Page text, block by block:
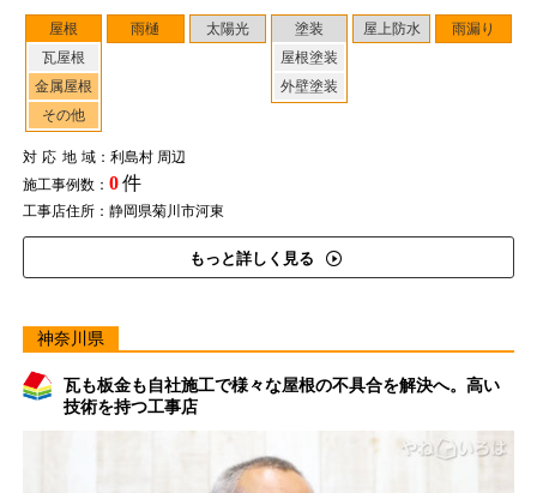
屋根
瓦屋根
金属屋根
その他
雨樋 太陽光
塗装
屋根塗装
外壁塗装
屋上防水 雨漏り
対応地域：利島村 周辺
施工事例数： 0件
工事店住所：静岡県菊川市河東
もっと詳しく見る
神奈川県
瓦も板金も自社施工で様々な屋根の不具合を解決へ。高い
技術を持つ工事店